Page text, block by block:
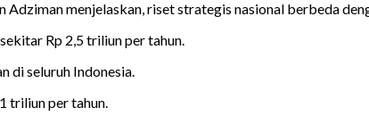
menjelaskan, riset strategis nasional berbeda
Rp 2,5 triliun per tahun.
di seluruh Indonesia.
triliun per tahun.